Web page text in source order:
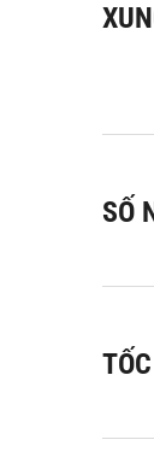
SỐ